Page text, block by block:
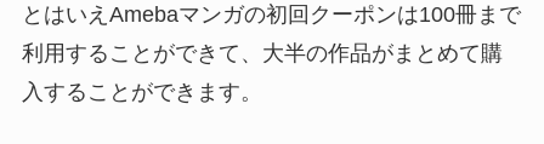
とはいえAmebaマンガの初回クーポンは100冊まで
利用することができて、大半の作品がまとめて購
入することができます。